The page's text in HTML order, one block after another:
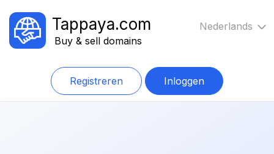
Tappaya.com
Buy & sell domains
Registreren Inloggen
Nederlands